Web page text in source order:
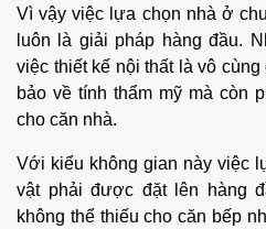
Vì vậy việc lựa chọn nhà ở
luôn là giải pháp hàng đầu.
việc thiết kế nội thất là vô
bảo về tính thẩm mỹ mà còn
cho căn nhà.
Với kiểu không gian này việc
vật phải được đặt lên hàng
không thể thiếu cho căn bếp